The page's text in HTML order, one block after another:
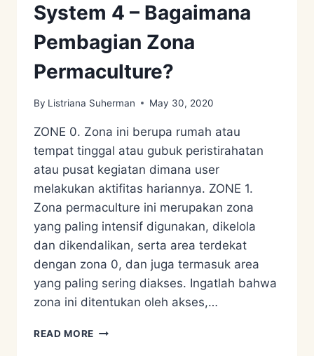
System 4 – Bagaimana
Pembagian Zona
Permaculture?
By Listriana Suherman May 30, 2020
ZONE 0. Zona ini berupa rumah atau
tempat tinggal atau gubuk peristirahatan
atau pusat kegiatan dimana user
melakukan aktifitas hariannya. ZONE 1.
Zona permaculture ini merupakan zona
yang paling intensif digunakan, dikelola
dan dikendalikan, serta area terdekat
dengan zona 0, dan juga termasuk area
yang paling sering diakses. Ingatlah bahwa
zona ini ditentukan oleh akses,…
READ MORE PERMACULTURE